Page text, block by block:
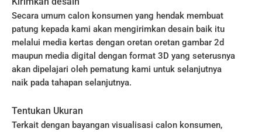
Secara umum calon konsumen yang hendak membuat
patung kepada kami akan mengirimkan desain baik itu
melalui media kertas dengan oretan oretan gambar 2d
maupun media digital dengan format 3D yang seterusnya
akan dipelajari oleh pematung kami untuk selanjutnya
naik pada tahapan selanjutnya.
Tentukan Ukuran
Terkait dengan bayangan visualisasi calon konsumen,